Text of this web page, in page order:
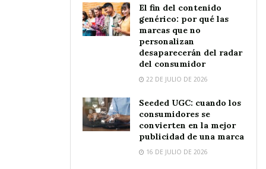
El fin del contenido
genérico: por qué las
marcas que no
personalizan
desaparecerán del radar
del consumidor
22 DE JULIO DE 2026
Seeded UGC: cuando los
consumidores se
convierten en la mejor
publicidad de una marca
16 DE JULIO DE 2026